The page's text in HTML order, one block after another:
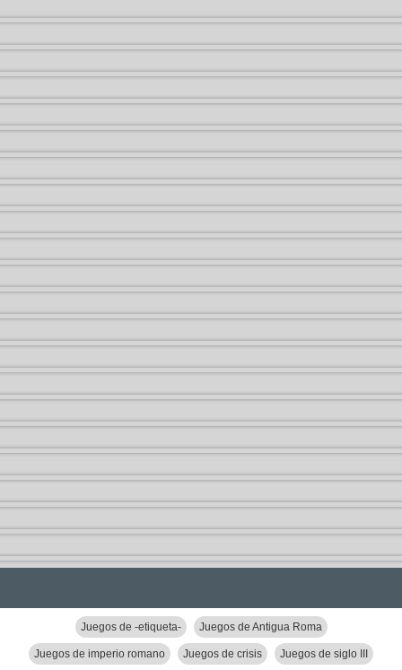
Juegos de -etiqueta- Juegos de Antigua Roma
Juegos de imperio romano Juegos de crisis Juegos de siglo III